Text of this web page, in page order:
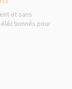
et sans
pour